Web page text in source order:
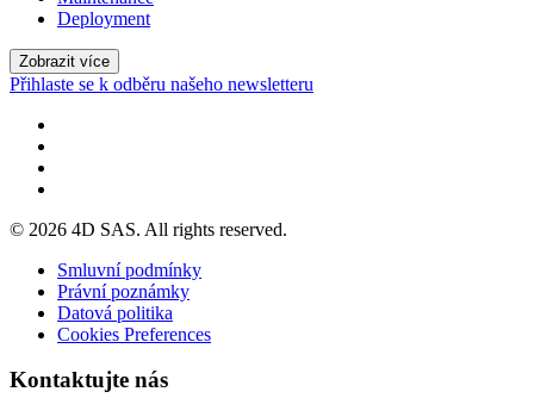
Deployment
Zobrazit více
Přihlaste se k odběru našeho newsletteru
© 2026 4D SAS. All rights reserved.
Smluvní podmínky
Právní poznámky
Datová politika
Cookies Preferences
Kontaktujte nás